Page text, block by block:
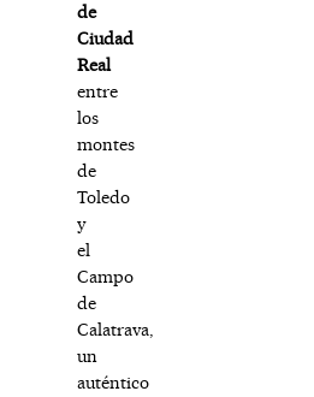
de
Ciudad
Real
entre
los
montes
de
Toledo
y
el
Campo
de
Calatrava,
un
auténtico